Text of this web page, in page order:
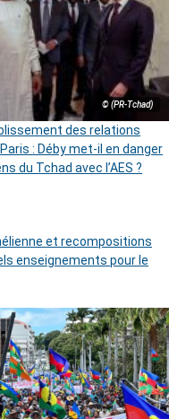
© (PR-Tchad)
des relations
: Déby met-il en danger
du Tchad avec l’AES ?
et recompositions
enseignements pour le